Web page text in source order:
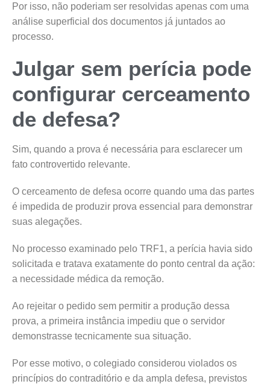
Por isso, não poderiam ser resolvidas apenas com uma
análise superficial dos documentos já juntados ao
processo.
Julgar sem perícia pode
configurar cerceamento
de defesa?
Sim, quando a prova é necessária para esclarecer um
fato controvertido relevante.
O cerceamento de defesa ocorre quando uma das partes
é impedida de produzir prova essencial para demonstrar
suas alegações.
No processo examinado pelo TRF1, a perícia havia sido
solicitada e tratava exatamente do ponto central da ação:
a necessidade médica da remoção.
Ao rejeitar o pedido sem permitir a produção dessa
prova, a primeira instância impediu que o servidor
demonstrasse tecnicamente sua situação.
Por esse motivo, o colegiado considerou violados os
princípios do contraditório e da ampla defesa, previstos